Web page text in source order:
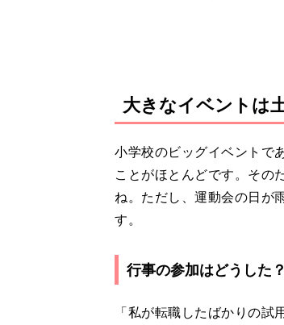
大きなイベントは
小学校のビッグイベントで
ことがほとんどです。その
ね。ただし、運動会の日が
す。
行事の参加はどうした？
「私が転職したばかりの